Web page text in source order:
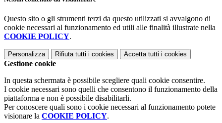
Questo sito o gli strumenti terzi da questo utilizzati si avvalgono di
cookie necessari al funzionamento ed utili alle finalità illustrate nella
COOKIE POLICY.
Personalizza Rifiuta tutti i cookies Accetta tutti i cookies
Gestione cookie
In questa schermata è possibile scegliere quali cookie consentire.
I cookie necessari sono quelli che consentono il funzionamento della
piattaforma e non è possibile disabilitarli.
Per conoscere quali sono i cookie necessari al funzionamento potete
visionare la COOKIE POLICY.